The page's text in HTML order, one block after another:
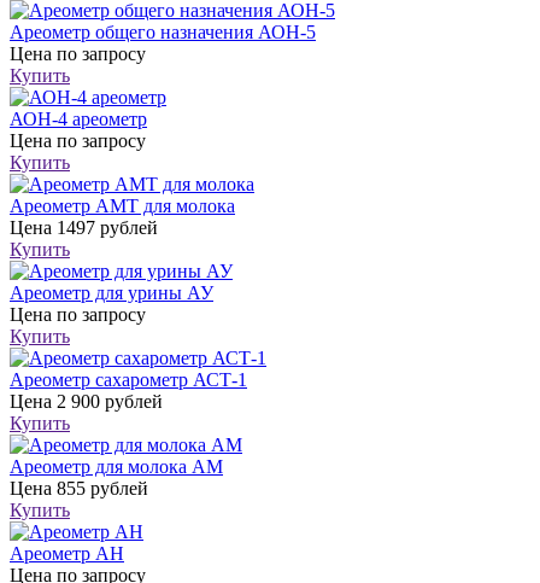
Ареометр общего назначения АОН-5
Цена по запросу
Купить
АОН-4 ареометр
Цена по запросу
Купить
Ареометр АМТ для молока
Цена 1497 рублей
Купить
Ареометр для урины АУ
Цена по запросу
Купить
Ареометр сахарометр АСТ-1
Цена 2 900 рублей
Купить
Ареометр для молока АМ
Цена 855 рублей
Купить
Ареометр АН
Цена по запросу